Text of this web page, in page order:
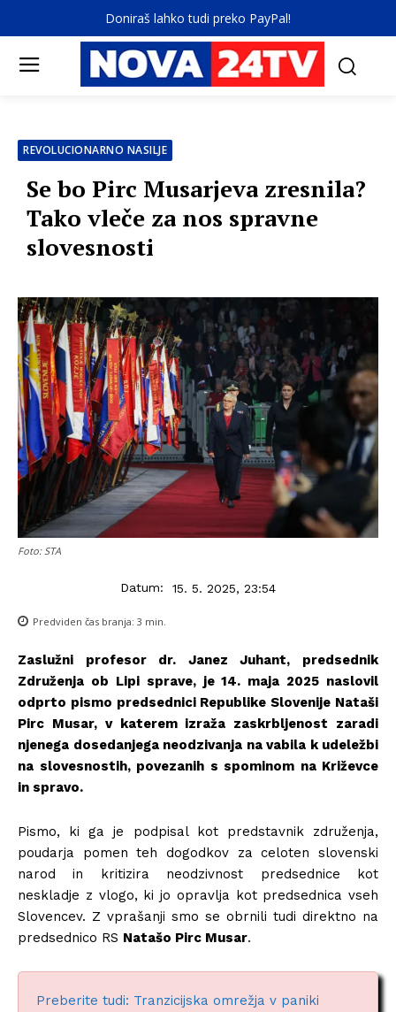
Doniraš lahko tudi preko PayPal!
REVOLUCIONARNO NASILJE
Se bo Pirc Musarjeva zresnila?
Tako vleče za nos spravne
slovesnosti
Foto: STA
Datum: 15. 5. 2025, 23:54
Predviden čas branja: 3 min.
Zaslužni profesor dr. Janez Juhant, predsednik
Združenja ob Lipi sprave, je 14. maja 2025 naslovil
odprto pismo predsednici Republike Slovenije Nataši
Pirc Musar, v katerem izraža zaskrbljenost zaradi
njenega dosedanjega neodzivanja na vabila k udeležbi
na slovesnostih, povezanih s spominom na Križevce
in spravo.
Pismo, ki ga je podpisal kot predstavnik združenja,
poudarja pomen teh dogodkov za celoten slovenski
narod in kritizira neodzivnost predsednice kot
neskladje z vlogo, ki jo opravlja kot predsednica vseh
Slovencev. Z vprašanji smo se obrnili tudi direktno na
predsednico RS Natašo Pirc Musar.
Preberite tudi: Tranzicijska omrežja v paniki